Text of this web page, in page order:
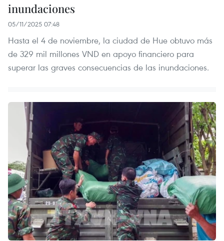
inundaciones
05/11/2025 07:48
Hasta el 4 de noviembre, la ciudad de Hue obtuvo más
de 329 mil millones VND en apoyo financiero para
superar las graves consecuencias de las inundaciones.